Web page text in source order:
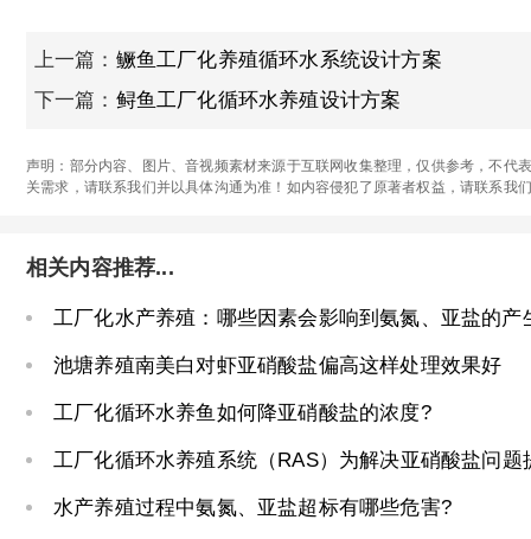
上一篇： 鳜鱼工厂化养殖循环水系统设计方案
下一篇： 鲟鱼工厂化循环水养殖设计方案
声明：部分内容、图片、音视频素材来源于互联网收集整理，仅供参考，不代
关需求，请联系我们并以具体沟通为准！如内容侵犯了原著者权益，请联系我
相关内容推荐...
工厂化水产养殖：哪些因素会影响到氨氮、亚盐的产
池塘养殖南美白对虾亚硝酸盐偏高这样处理效果好
工厂化循环水养鱼如何降亚硝酸盐的浓度?
工厂化循环水养殖系统（RAS）为解决亚硝酸盐问题
水产养殖过程中氨氮、亚盐超标有哪些危害?